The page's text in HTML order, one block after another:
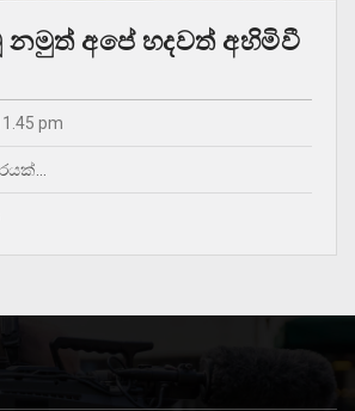
නමුත් අපේ හදවත් අහිමිවී
pm